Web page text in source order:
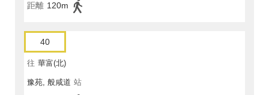
距離 120m
40
往 華富(北)
豫苑, 般咸道 站